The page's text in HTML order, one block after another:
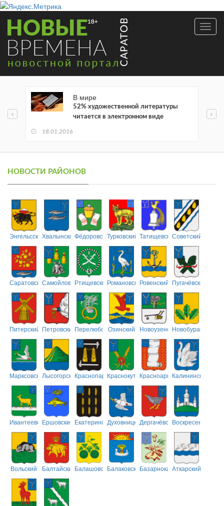
В мире
52% художественной литературы
читается в электронном виде
18.01.2016
НОВОСТИ РАЙОНОВ
ЭнгельсскийХвалынскийФёдоровскийТурковский ТатищевскийСоветский
СаратовскийСамойловскийРтищевскийРомановскийРовенский Пугачёвский
Питерский ПетровскийПерелюбскийОзинский НовоузенскийНовобурасский
МарксовскийЛысогорскийКраснопартизанский
КраснокутскийКрасноармейский
Калининский
ИвантеевскийЕршовский ЕкатериновскийДуховницкийДергачёвскийВоскресенский
Вольский БалтайскийБалашовскийБалаковскийБазарнокарабулакский
Аткарский